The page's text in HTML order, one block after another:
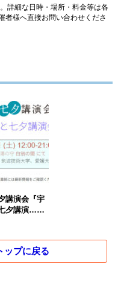
詳細な日時・場所・料金等は各
者様へ直接お問い合わせくださ
講演会『宇
夕講演……
ップに戻る